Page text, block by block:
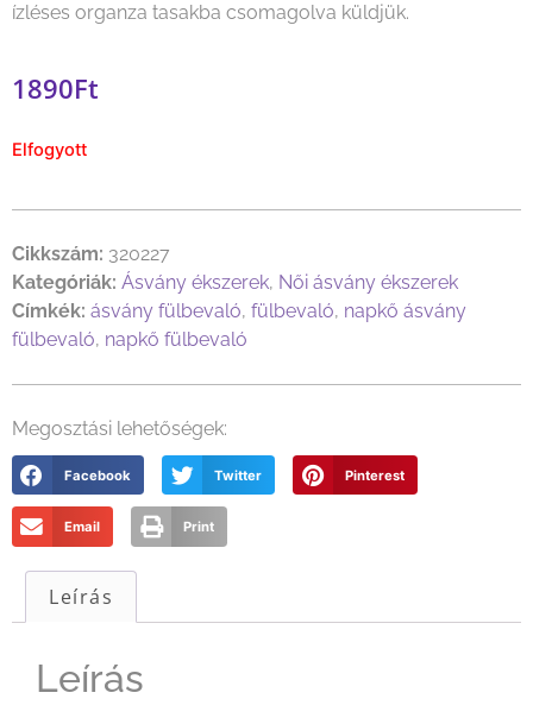
ízléses organza tasakba csomagolva küldjük.
1890Ft
Elfogyott
Cikkszám: 320227
Kategóriák: Ásvány ékszerek, Női ásvány ékszerek
Címkék: ásvány fülbevaló, fülbevaló, napkő ásvány
fülbevaló, napkő fülbevaló
Megosztási lehetőségek:
Facebook Twitter Pinterest
Email Print
Leírás
Leírás